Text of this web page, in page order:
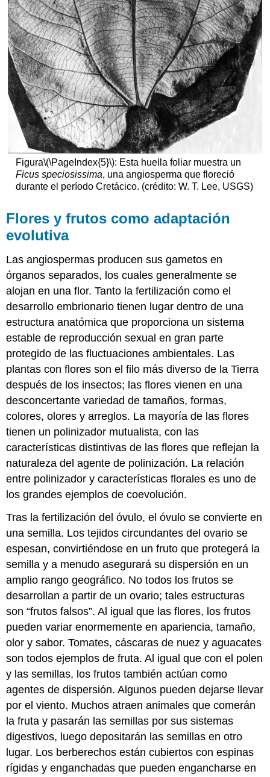
Figura\(\PageIndex{5}\): Esta huella foliar muestra un
Ficus speciosissima, una angiosperma que floreció
durante el período Cretácico. (crédito: W. T. Lee, USGS)
Flores y frutos como adaptación
evolutiva
Las angiospermas producen sus gametos en
órganos separados, los cuales generalmente se
alojan en unaflor. Tanto la fertilización como el
desarrollo embrionario tienen lugar dentro de una
estructura anatómica que proporciona un sistema
estable de reproducción sexual en gran parte
protegido de las fluctuaciones ambientales. Las
plantas con flores son el filo más diverso de la Tierra
después de los insectos; las flores vienen en una
desconcertante variedad de tamaños, formas,
colores, olores y arreglos. La mayoría de las flores
tienen un polinizador mutualista, con las
características distintivas de las flores que reflejan la
naturaleza del agente de polinización. La relación
entre polinizador y características florales es uno de
los grandes ejemplos de coevolución.
Tras la fertilización del óvulo, el óvulo se convierte en
una semilla. Los tejidos circundantes del ovario se
espesan, convirtiéndose en unfruto que protegerá la
semilla y a menudo asegurará su dispersión en un
amplio rango geográfico. No todos los frutos se
desarrollan a partir de un ovario; tales estructuras
son “frutos falsos”. Al igual que las flores, los frutos
pueden variar enormemente en apariencia, tamaño,
olor y sabor. Tomates, cáscaras de nuez y aguacates
son todos ejemplos de fruta. Al igual que con el polen
y las semillas, los frutos también actúan como
agentes de dispersión. Algunos pueden dejarse llevar
por el viento. Muchos atraen animales que comerán
la fruta y pasarán las semillas por sus sistemas
digestivos, luego depositarán las semillas en otro
lugar. Los berberechos están cubiertos con espinas
rígidas y enganchadas que pueden engancharse en